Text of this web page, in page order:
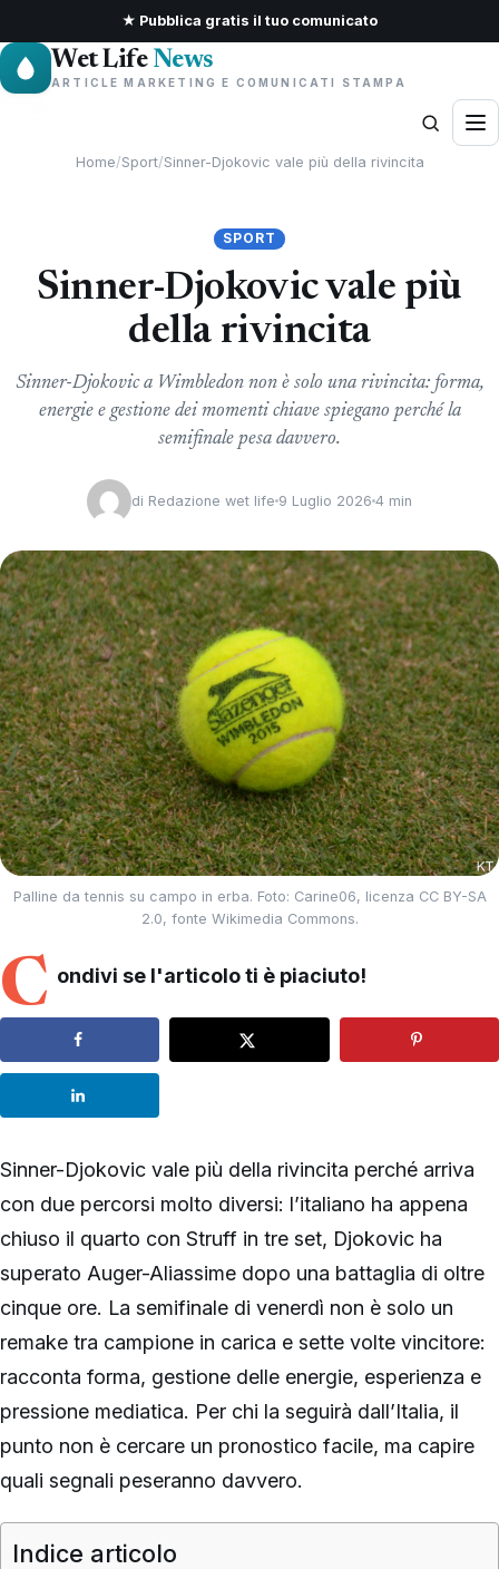
★ Pubblica gratis il tuo comunicato
Wet Life News
ARTICLE MARKETING E COMUNICATI STAMPA
Home/Sport/Sinner-Djokovic vale più della rivincita
SPORT
Sinner-Djokovic vale più
della rivincita
Sinner-Djokovic a Wimbledon non è solo una rivincita: forma,
energie e gestione dei momenti chiave spiegano perché la
semifinale pesa davvero.
di Redazione wet life 9 Luglio 2026 4 min
Palline da tennis su campo in erba. Foto: Carine06, licenza CC BY-SA
2.0, fonte Wikimedia Commons.
C ondivi se l'articolo ti è piaciuto!
Sinner-Djokovic vale più della rivincita perché arriva
con due percorsi molto diversi: l’italiano ha appena
chiuso il quarto con Struff in tre set, Djokovic ha
superato Auger-Aliassime dopo una battaglia di oltre
cinque ore. La semifinale di venerdì non è solo un
remake tra campione in carica e sette volte vincitore:
racconta forma, gestione delle energie, esperienza e
pressione mediatica. Per chi la seguirà dall’Italia, il
punto non è cercare un pronostico facile, ma capire
quali segnali peseranno davvero.
Indice articolo